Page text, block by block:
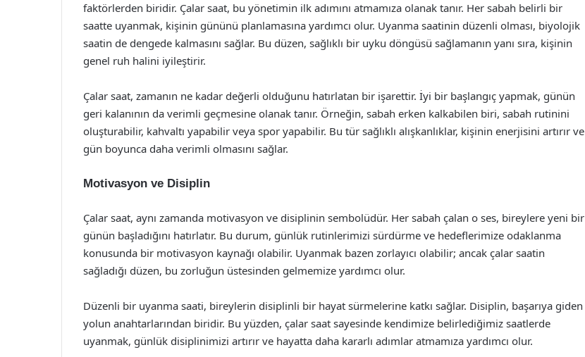
faktörlerden biridir. Çalar saat, bu yönetimin ilk adımını atmamıza olanak tanır. Her sabah belirli bir
saatte uyanmak, kişinin gününü planlamasına yardımcı olur. Uyanma saatinin düzenli olması, biyolojik
saatin de dengede kalmasını sağlar. Bu düzen, sağlıklı bir uyku döngüsü sağlamanın yanı sıra, kişinin
genel ruh halini iyileştirir.
Çalar saat, zamanın ne kadar değerli olduğunu hatırlatan bir işarettir. İyi bir başlangıç yapmak, günün
geri kalanının da verimli geçmesine olanak tanır. Örneğin, sabah erken kalkabilen biri, sabah rutinini
oluşturabilir, kahvaltı yapabilir veya spor yapabilir. Bu tür sağlıklı alışkanlıklar, kişinin enerjisini artırır ve
gün boyunca daha verimli olmasını sağlar.
Motivasyon ve Disiplin
Çalar saat, aynı zamanda motivasyon ve disiplinin sembolüdür. Her sabah çalan o ses, bireylere yeni bir
günün başladığını hatırlatır. Bu durum, günlük rutinlerimizi sürdürme ve hedeflerimize odaklanma
konusunda bir motivasyon kaynağı olabilir. Uyanmak bazen zorlayıcı olabilir; ancak çalar saatin
sağladığı düzen, bu zorluğun üstesinden gelmemize yardımcı olur.
Düzenli bir uyanma saati, bireylerin disiplinli bir hayat sürmelerine katkı sağlar. Disiplin, başarıya giden
yolun anahtarlarından biridir. Bu yüzden, çalar saat sayesinde kendimize belirlediğimiz saatlerde
uyanmak, günlük disiplinimizi artırır ve hayatta daha kararlı adımlar atmamıza yardımcı olur.